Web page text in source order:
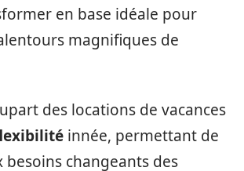
en base idéale pour
magnifiques de
des locations de vacances
innée, permettant de
besoins changeants des